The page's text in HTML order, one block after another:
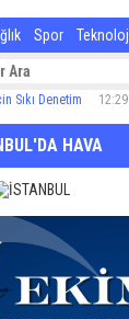
Spor
12:29
HAVA